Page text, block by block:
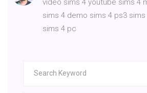
video sims 4 youtube sims 4
sims 4 demo sims 4 ps3
sims 4 pc